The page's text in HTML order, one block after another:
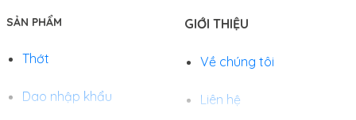
SẢN PHẨM
Thớt
Dao nhập khẩu
GIỚI THIỆU
Về chúng tôi
Liên hệ